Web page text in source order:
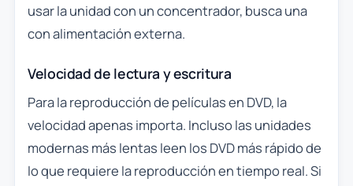
usar la unidad con un concentrador, busca una
con alimentación externa.
Velocidad de lectura y escritura
Para la reproducción de películas en DVD, la
velocidad apenas importa. Incluso las unidades
modernas más lentas leen los DVD más rápido de
lo que requiere la reproducción en tiempo real. Si